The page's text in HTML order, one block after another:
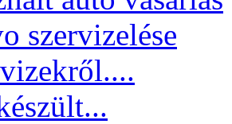
szervizelése